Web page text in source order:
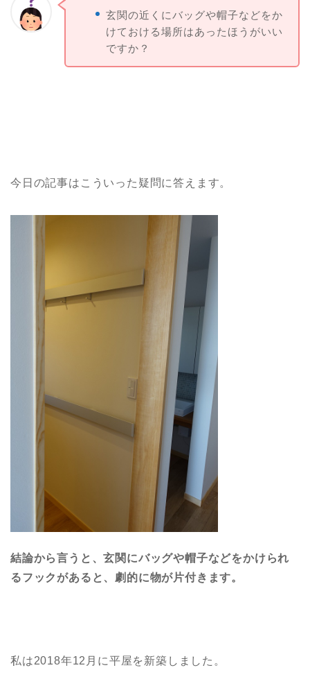
玄関の近くにバッグや帽子などをか
けておける場所はあったほうがいい
ですか？
今日の記事はこういった疑問に答えます。
結論から言うと、玄関にバッグや帽子などをかけられ
るフックがあると、劇的に物が片付きます。
私は2018年12月に平屋を新築しました。